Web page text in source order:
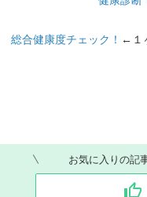
総合健康度チェック！ ←１
お気に入りの記